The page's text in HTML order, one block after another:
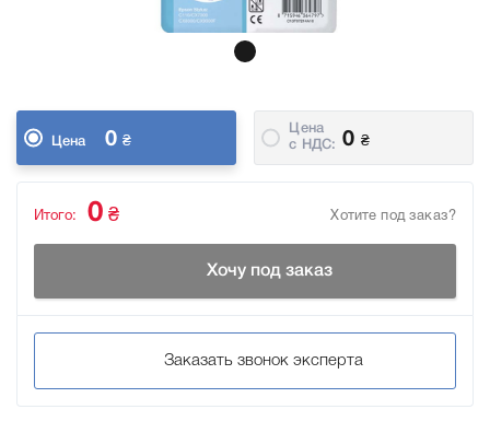
Цена 0 ₴
Цена
c НДС:
0 ₴
Хотите под заказ?
Итого: 0 ₴
Хочу под заказ
Заказать звонок эксперта